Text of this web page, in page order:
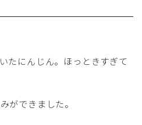
たにんじん。ほっときすぎて
ができました。